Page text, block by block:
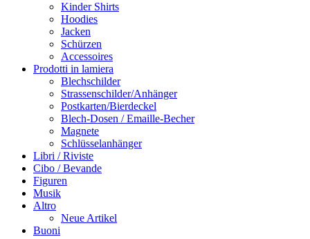
Kinder Shirts
Hoodies
Jacken
Schürzen
Accessoires
Prodotti in lamiera
Blechschilder
Strassenschilder/Anhänger
Postkarten/Bierdeckel
Blech-Dosen / Emaille-Becher
Magnete
Schlüsselanhänger
Libri / Riviste
Cibo / Bevande
Figuren
Musik
Altro
Neue Artikel
Buoni